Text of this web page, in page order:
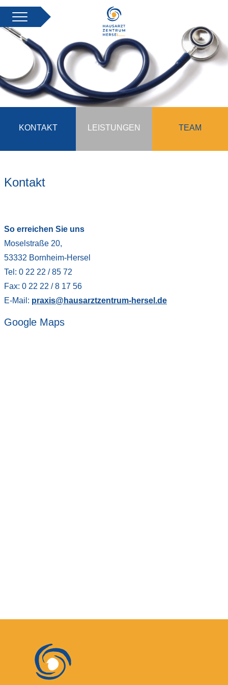
KONTAKT LEISTUNGEN TEAM
Kontakt
So erreichen Sie uns
Moselstraße 20,
53332 Bornheim-Hersel
Tel: 0 22 22 / 85 72
Fax: 0 22 22 / 8 17 56
E-Mail: praxis@hausarztzentrum-hersel.de
Google Maps